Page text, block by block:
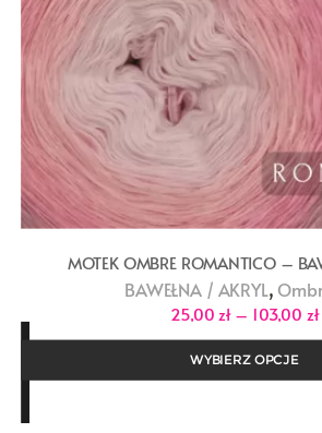
MOTEK OMBRE ROMANTICO –
BAWEŁNA / AKRYL,
25,00zł – 103,00 zł
WYBIERZ OPCJE